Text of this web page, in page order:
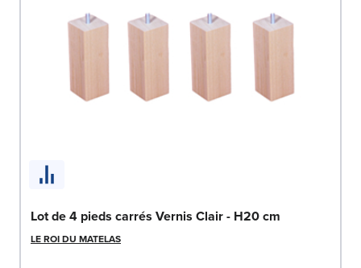
Lot de 4 pieds carrés Vernis Clair - H20 cm
LE ROI DU MATELAS